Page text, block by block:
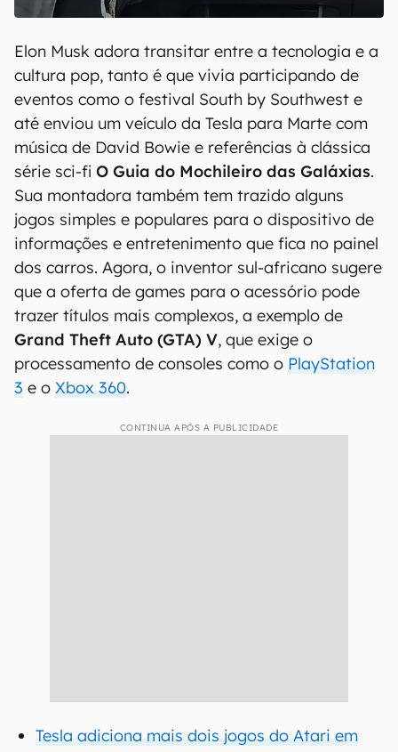
Elon Musk adora transitar entre a tecnologia e a
cultura pop, tanto é que vivia participando de
eventos como o festival South by Southwest e
até enviou um veículo da Tesla para Marte com
música de David Bowie e referências à clássica
série sci-fi O Guia do Mochileiro das Galáxias.
Sua montadora também tem trazido alguns
jogos simples e populares para o dispositivo de
informações e entretenimento que fica no painel
dos carros. Agora, o inventor sul-africano sugere
que a oferta de games para o acessório pode
trazer títulos mais complexos, a exemplo de
Grand Theft Auto (GTA) V, que exige o
processamento de consoles como o PlayStation
3 e o Xbox 360.
CONTINUA APÓS A PUBLICIDADE
Tesla adiciona mais dois jogos do Atari em